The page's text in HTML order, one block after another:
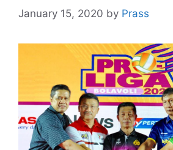
January 15, 2020 by Prass